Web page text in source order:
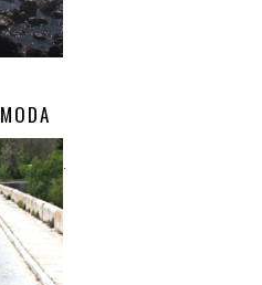
MODA
.